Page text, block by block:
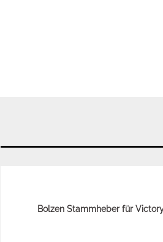
Bolzen Stammheber für